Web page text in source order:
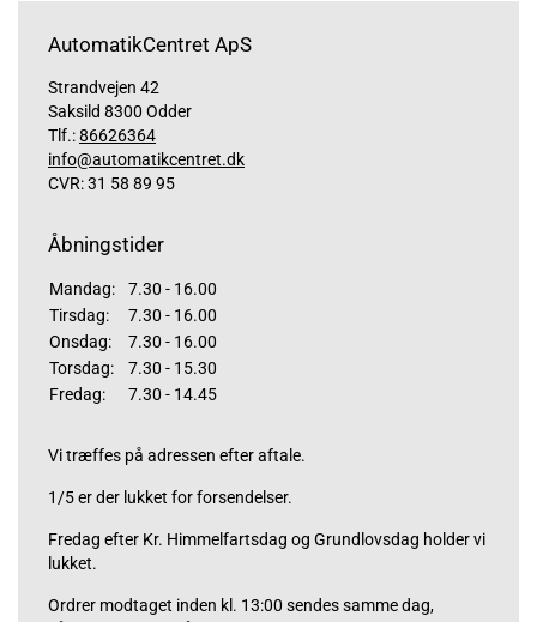
AutomatikCentret ApS
Strandvejen 42
Saksild 8300 Odder
Tlf.:86626364
info@automatikcentret.dk
CVR: 31 58 89 95
Åbningstider
Mandag:
7.30 - 16.00
Tirsdag:
7.30 - 16.00
Onsdag:
7.30 - 16.00
Torsdag:
7.30 - 15.30
Fredag:
7.30 - 14.45
Vi træffes på adressen efter aftale.
1/5 er der lukket for forsendelser.
Fredag efter Kr. Himmelfartsdag og Grundlovsdag holder vi
lukket.
Ordrer modtaget inden kl. 13:00 sendes samme dag,